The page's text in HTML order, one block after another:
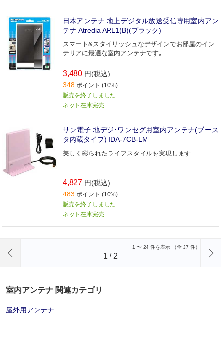
日本アンテナ 地上デジタル放送受信専用室内アン
テナ Atredia ARL1(B)(ブラック)
スマート&スタイリッシュなデザインでお部屋のイン
テリアに最適な室内アンテナです｡
3,480 円(税込)
348 ポイント (10%)
販売を終了しました
ネット在庫完売
サン電子 地デジ･ワンセグ用室内アンテナ(ブース
タ内蔵タイプ) IDA-7CB-LM
美しく彩られたライフスタイルを実現します
4,827 円(税込)
483 ポイント (10%)
販売を終了しました
ネット在庫完売
1 〜 24 件を表示 （全 27 件）
1 / 2
室内アンテナ 関連カテゴリ
屋外用アンテナ